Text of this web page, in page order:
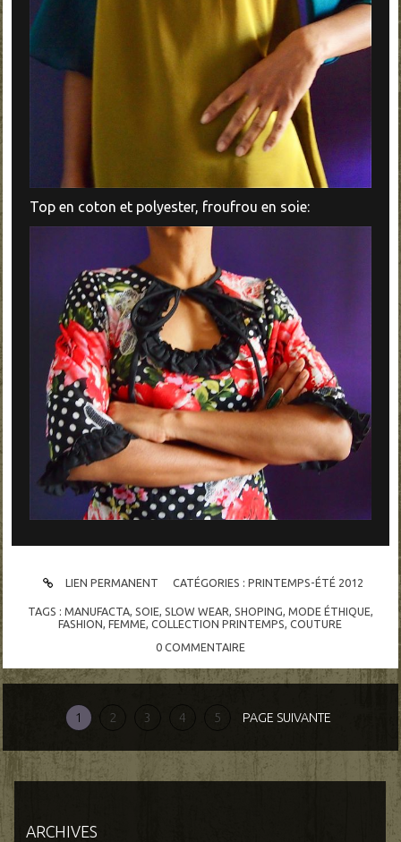
Top en coton et polyester, froufrou en soie:
LIEN PERMANENT CATÉGORIES : PRINTEMPS-ÉTÉ 2012
TAGS : MANUFACTA, SOIE, SLOW WEAR, SHOPING, MODE ÉTHIQUE,
FASHION,FEMME,COLLECTION PRINTEMPS,COUTURE
0 COMMENTAIRE
1 2 3 4 5 PAGE SUIVANTE
ARCHIVES